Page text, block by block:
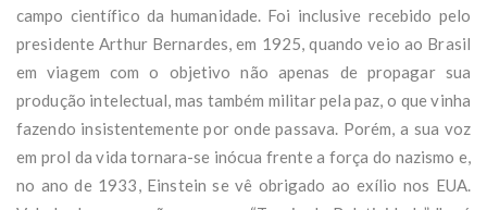
campo científico da humanidade. Foi inclusive recebido pelo
presidente Arthur Bernardes, em 1925, quando veio ao Brasil
em viagem com o objetivo não apenas de propagar sua
produção intelectual, mas também militar pela paz, o que vinha
fazendo insistentemente por onde passava. Porém, a sua voz
em prol da vida tornara-se inócua frente a força do nazismo e,
no ano de 1933, Einstein se vê obrigado ao exílio nos EUA.